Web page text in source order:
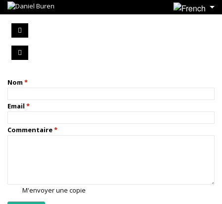
Nom
Email
Commentaire
M'envoyer une copie